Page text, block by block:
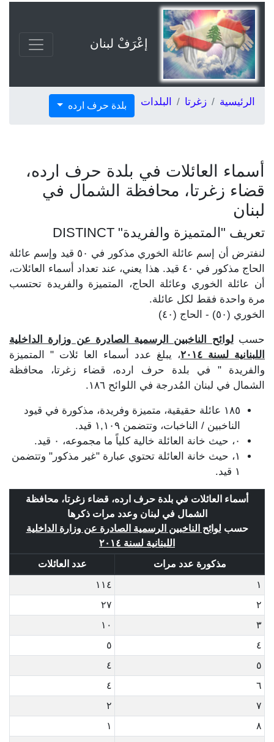
إعْرَفْ لبنان
الرئيسية زغرتا البلدات بلدة حرف ارده
أسماء العائلات في بلدة حرف ارده،
قضاء زغرتا، محافظة الشمال في
لبنان
تعريف "المتميزة والفريدة" DISTINCT
لنفترض أن إسم عائلة الخوري مذكور في ٥٠ قيد وإسم عائلة
الحاج مذكور في ٤٠ قيد. هذا يعني، عند تعداد أسماء العائلات،
أن عائلة الخوري وعائلة الحاج، المتميزة والفريدة تحتسب
مرة واحدة فقط لكل عائلة.
الخوري (٥٠) - الحاج (٤٠)
حسبلوائح الناخبين الرسمية الصادرة عن وزارة الداخلية
اللبنانية لسنة ٢٠١٤
، يبلغ عدد أسماء العا ئلات " المتميزة
والفريدة " في بلدة حرف ارده، قضاء زغرتا، محافظة
الشمال في لبنان المُدرجة في اللوائح ١٨٦.
١٨٥ عائلة حقيقية، متميزة وفريدة، مذكورة في قيود
الناخبين / الناخبات، وتتضمن ١,١٠٩ قيد.
٠، حيث خانة العائلة خالية كلياً ما مجموعه، ٠ قيد.
١، حيث خانة العائلة تحتوي عبارة "غير مذكور" وتتضمن
١ قيد.
أسماء العائلات في بلدة حرف ارده، قضاء زغرتا، محافظة
الشمال في لبنان وعدد مرات ذكرها
حسب لوائح الناخبين الرسمية الصادرة عن وزارة الداخلية
اللبنانية لسنة ٢٠١٤
مذكورة عدد مرات
عدد العائلات
١
١١٤
٢
٢٧
٣
١٠
٤
٥
٥
٤
٦
٤
٧
٢
٨
١